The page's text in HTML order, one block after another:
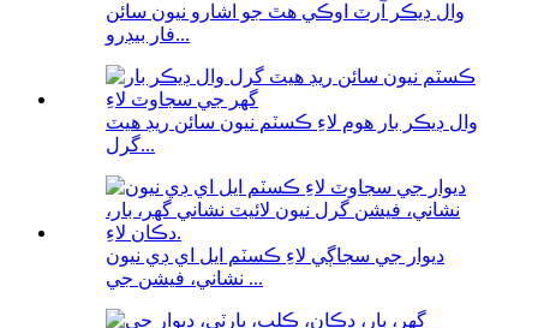
وال ڊيڪر آرٽ اوڪي هٿ جو اشارو نيون سائن
فار بيڊرو...
وال ڊيڪر بار هوم لاءِ ڪسٽم نيون سائن ريڊ هيٽ
گرل...
ديوار جي سجاڳي لاءِ ڪسٽم ايل اي ڊي نيون
نشاني، فيشن جي ...